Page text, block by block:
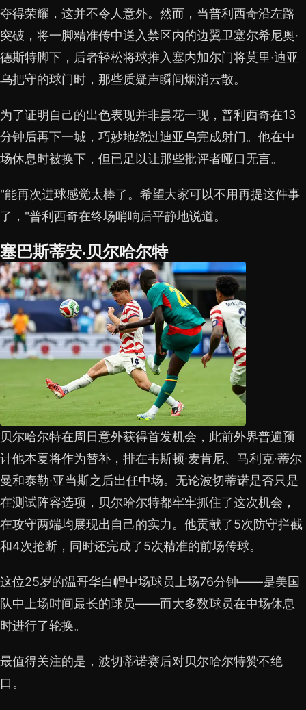
夺得荣耀，这并不令人意外。然而，当普利西奇沿左路
突破，将一脚精准传中送入禁区内的边翼卫塞尔希尼奥·
德斯特脚下，后者轻松将球推入塞内加尔门将莫里·迪亚
乌把守的球门时，那些质疑声瞬间烟消云散。
为了证明自己的出色表现并非昙花一现，普利西奇在13
分钟后再下一城，巧妙地绕过迪亚乌完成射门。他在中
场休息时被换下，但已足以让那些批评者哑口无言。
"能再次进球感觉太棒了。希望大家可以不用再提这件事
了，"普利西奇在终场哨响后平静地说道。
塞巴斯蒂安·贝尔哈尔特
贝尔哈尔特在周日意外获得首发机会，此前外界普遍预
计他本夏将作为替补，排在韦斯顿·麦肯尼、马利克·蒂尔
曼和泰勒·亚当斯之后出任中场。无论波切蒂诺是否只是
在测试阵容选项，贝尔哈尔特都牢牢抓住了这次机会，
在攻守两端均展现出自己的实力。他贡献了5次防守拦截
和4次抢断，同时还完成了5次精准的前场传球。
这位25岁的温哥华白帽中场球员上场76分钟——是美国
队中上场时间最长的球员——而大多数球员在中场休息
时进行了轮换。
最值得关注的是，波切蒂诺赛后对贝尔哈尔特赞不绝
口。